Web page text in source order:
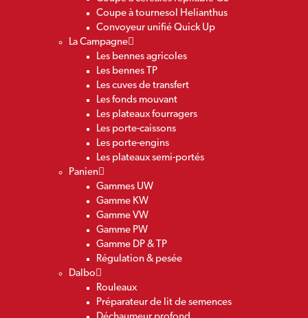
Coupe à tournesol Helianthus
Convoyeur unifié Quick Up
La Campagne
Les bennes agricoles
Les bennes TP
Les cuves de transfert
Les fonds mouvant
Les plateaux fourragers
Les porte-caissons
Les porte-engins
Les plateaux semi-portés
Panien
Gammes UW
Gamme KW
Gamme VW
Gamme PW
Gamme DP & TP
Régulation & pesée
Dalbo
Rouleaux
Préparateur de lit de semences